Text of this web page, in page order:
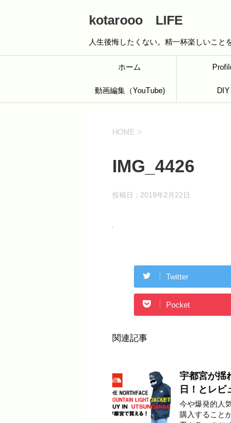
kotarooo LIFE
人生後悔したくない。精一杯楽しいこと
ホーム
動画編集（YouTube) DIY
HOME >
IMG_4426
投稿日： 2019年2月22日
Twitter
Pocket
関連記事
宇都宮が揺
日！とレビ
今や爆発的人
購入すること